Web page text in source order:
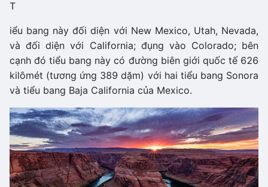
T
iểu bang này đối diện với New Mexico, Utah, Nevada,
và đối diện với California; đụng vào Colorado; bên
cạnh đó tiểu bang này có đường biên giới quốc tế 626
kilômét (tương ứng 389 dặm) với hai tiểu bang Sonora
và tiểu bang Baja California của Mexico.